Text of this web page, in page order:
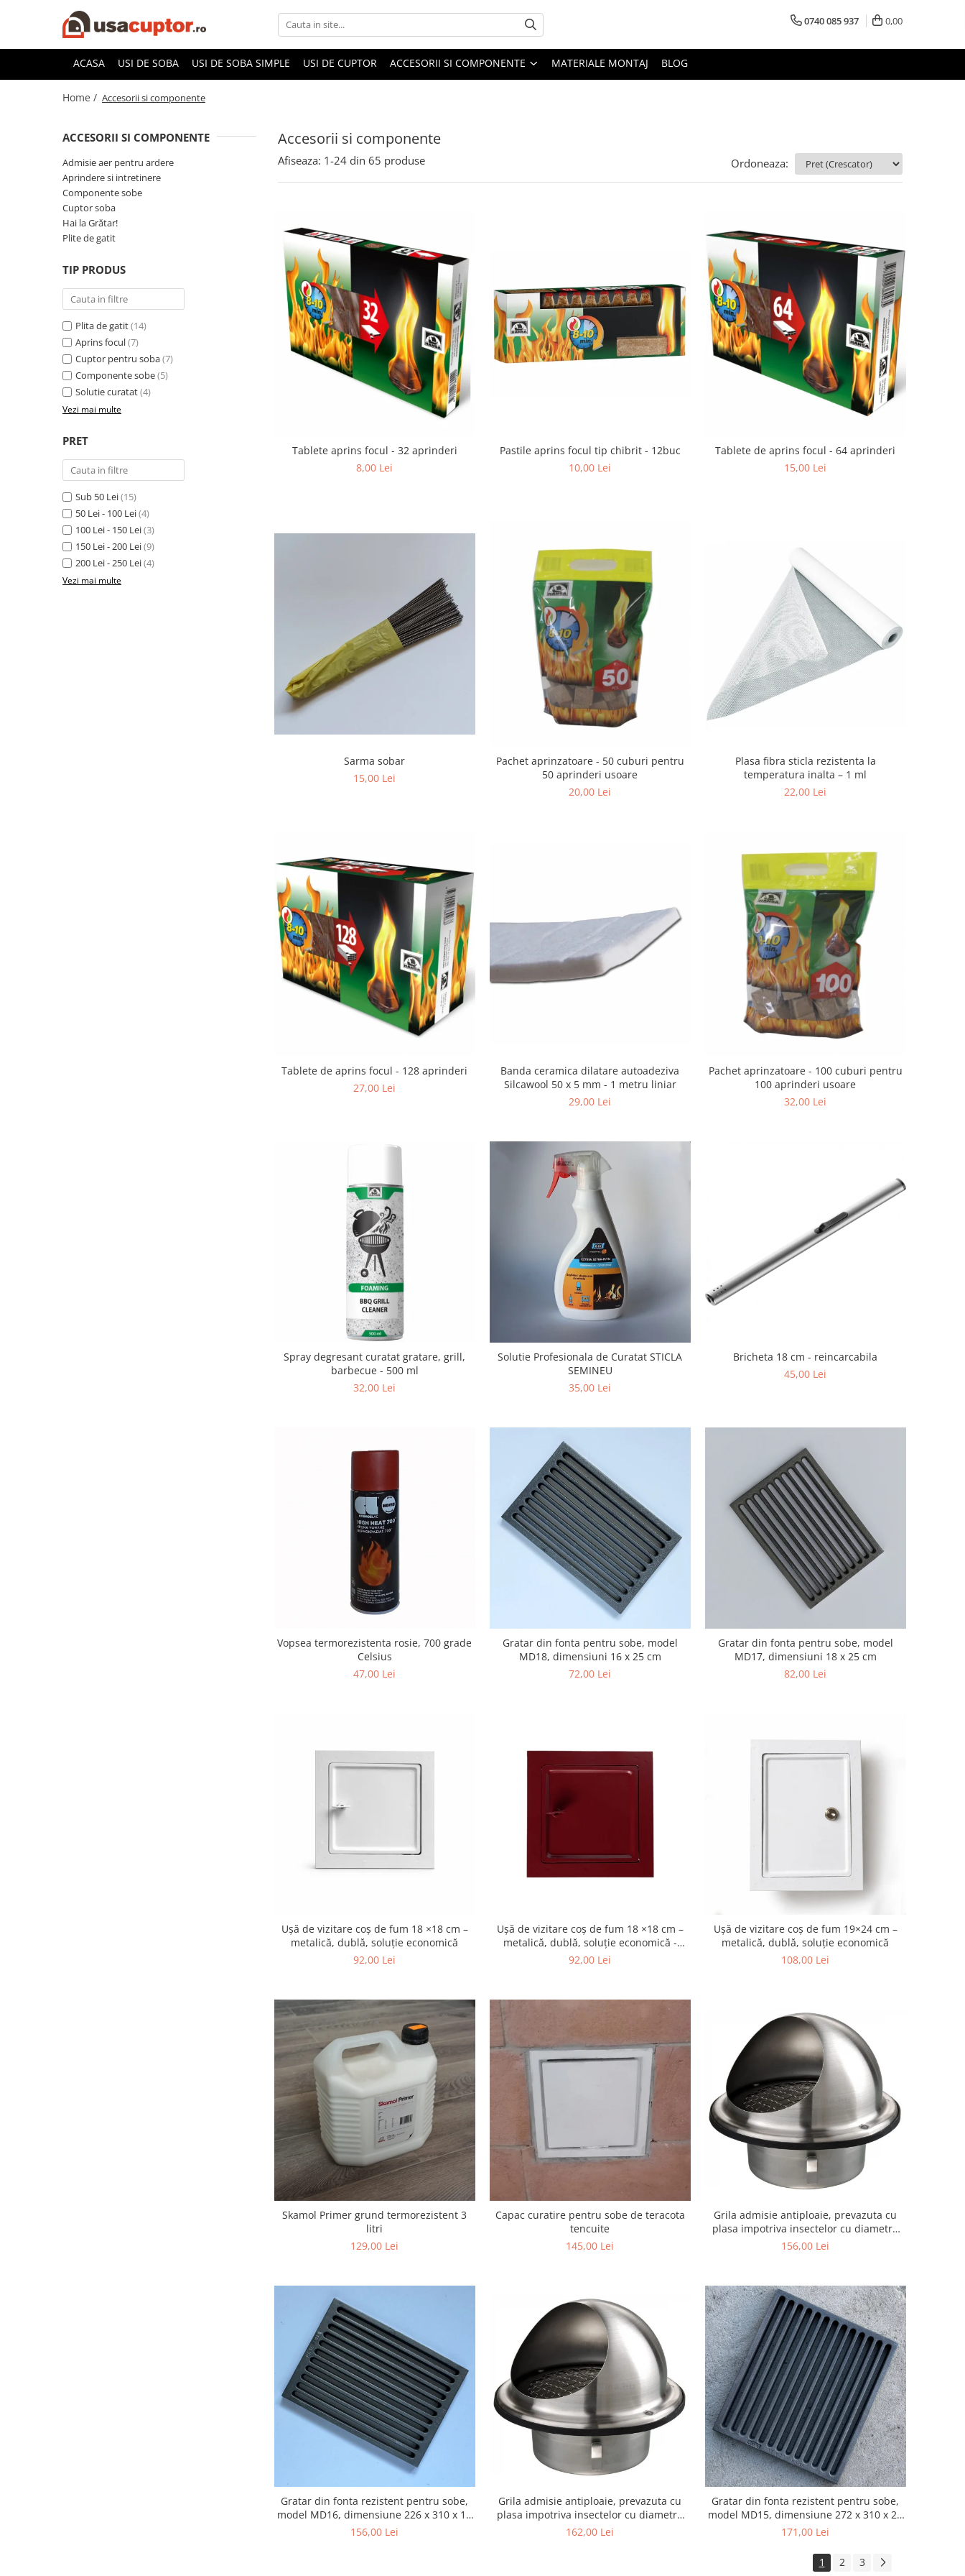
Accesorii si componente
Cuptor soba
Admisie aer pentru ardere
Plite de gatit
Aprindere si intretinere
Componente sobe
0740 085 937 0,00
ACASA USI DE SOBA USI DE SOBA SIMPLE USI DE CUPTOR ACCESORII SI COMPONENTE MATERIALE MONTAJ BLOG
Home / Accesorii si componente
Accesorii si componente
ACCESORII SI COMPONENTE
Admisie aer pentru ardere
Aprindere si intretinere
Componente sobe
Cuptor soba
Hai la Grătar!
Plite de gatit
TIP PRODUS
Plita de gatit(14)
Aprins focul(7)
Cuptor pentru soba(7)
Componente sobe(5)
Solutie curatat(4)
Vezi mai multe
PRET
Sub 50 Lei(15)
50 Lei - 100 Lei(4)
100 Lei - 150 Lei(3)
150 Lei - 200 Lei(9)
200 Lei - 250 Lei(4)
Vezi mai multe
Afiseaza: 1-24 din 65 produse Ordoneaza:
Tablete aprins focul - 32 aprinderi
8,00 Lei
Pastile aprins focul tip chibrit - 12buc
10,00 Lei
Tablete de aprins focul - 64 aprinderi
15,00 Lei
Sarma sobar
15,00 Lei
Pachet aprinzatoare - 50 cuburi pentru
50 aprinderi usoare
20,00 Lei
Plasa fibra sticla rezistenta la
temperatura inalta – 1 ml
22,00 Lei
Tablete de aprins focul - 128 aprinderi
27,00 Lei
Banda ceramica dilatare autoadeziva
Silcawool 50 x 5 mm - 1 metru liniar
29,00 Lei
Pachet aprinzatoare - 100 cuburi pentru
100 aprinderi usoare
32,00 Lei
Spray degresant curatat gratare, grill,
barbecue - 500 ml
32,00 Lei
Solutie Profesionala de Curatat STICLA
SEMINEU
35,00 Lei
Bricheta 18 cm - reincarcabila
45,00 Lei
Vopsea termorezistenta rosie, 700 grade
Celsius
47,00 Lei
Gratar din fonta pentru sobe, model
MD18, dimensiuni 16 x 25 cm
72,00 Lei
Gratar din fonta pentru sobe, model
MD17, dimensiuni 18 x 25 cm
82,00 Lei
Ușă de vizitare coș de fum 18 ×18 cm –
metalică, dublă, soluție economică
92,00 Lei
Ușă de vizitare coș de fum 18 ×18 cm –
metalică, dublă, soluție economică -
Rosie
92,00 Lei
Ușă de vizitare coș de fum 19×24 cm –
metalică, dublă, soluție economică
108,00 Lei
Skamol Primer grund termorezistent 3
litri
129,00 Lei
Capac curatire pentru sobe de teracota
tencuite
145,00 Lei
Grila admisie antiploaie, prevazuta cu
plasa impotriva insectelor cu diametru
100mm
156,00 Lei
Gratar din fonta rezistent pentru sobe,
model MD16, dimensiune 226 x 310 x 18
mm
156,00 Lei
Grila admisie antiploaie, prevazuta cu
plasa impotriva insectelor cu diametru
125mm
162,00 Lei
Gratar din fonta rezistent pentru sobe,
model MD15, dimensiune 272 x 310 x 20
mm
171,00 Lei
1 2 3